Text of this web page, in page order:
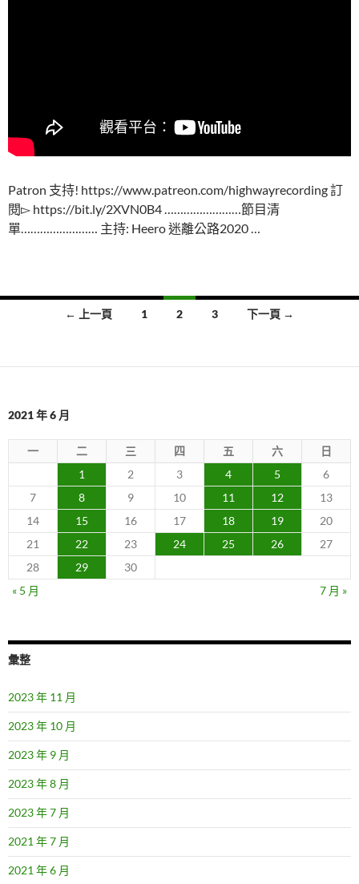
Patron 支持! https://www.patreon.com/highwayrecording 訂
閱▻ https://bit.ly/2XVN0B4 ……………………節目清
單…………………… 主持: Heero 迷離公路2020 …
導
← 上一頁 1 2 3 下一頁 →
2021 年 6 月
一 二 三 四 五 六
日
1
2 3 4 5
6
7
8 9 10 11 12
13
14
15 16 17 18 19
20
21
22 23 24 25 26
27
28
29
30
« 5 月
7 月 »
彙整
2023 年 11 月
2023 年 10 月
2023 年 9 月
2023 年 8 月
2023 年 7 月
2021 年 7 月
2021 年 6 月